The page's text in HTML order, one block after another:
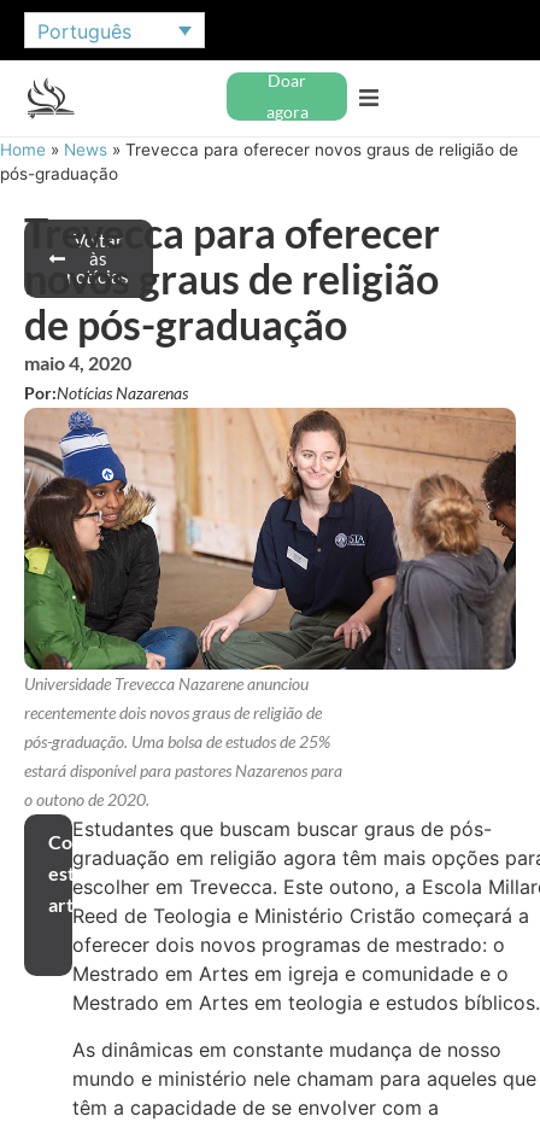
Português
Doar
agora
Home » News » Trevecca para oferecer novos graus de religião de
pós-graduação
Voltar
às
notícias
Trevecca para oferecer
novos graus de religião
de pós-graduação
maio 4, 2020
Por:Notícias Nazarenas
Universidade Trevecca Nazarene anunciou
recentemente dois novos graus de religião de
pós-graduação. Uma bolsa de estudos de 25%
estará disponível para pastores Nazarenos para
o outono de 2020.
Compartilhar
este
artigo
Estudantes que buscam buscar graus de pós-
graduação em religião agora têm mais opções
escolher em Trevecca. Este outono, a Escola
Reed de Teologia e Ministério Cristão começará a
oferecer dois novos programas de mestrado: o
Mestrado em Artes em igreja e comunidade e o
Mestrado em Artes em teologia e estudos bíblicos.
As dinâmicas em constante mudança de nosso
mundo e ministério nele chamam para aqueles que
têm a capacidade de se envolver com a